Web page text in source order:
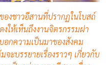
งชาวอีสานที่ปรากฏในโบสถ์
ให้เห็นถึงงานจิตรกรรมฝา
กความเป็นมาของสังคม
ะบรรยายเรื่องราวๆ เกี่ยวกับ